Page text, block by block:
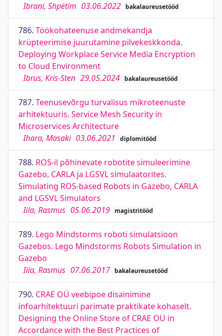
Ibrani, Shpëtim 03.06.2022 bakalaureusetööd
786. Töökohateenuse andmekandja
krüpteerimise juurutamine pilvekeskkonda.
Deploying Workplace Service Media Encryption
to Cloud Environment
Ibrus, Kris-Sten 29.05.2024 bakalaureusetööd
787. Teenusevõrgu turvalisus mikroteenuste
arhitektuuris. Service Mesh Security in
Microservices Architecture
Ihara, Masaki 03.06.2021 diplomitööd
788. ROS-il põhinevate robotite simuleerimine
Gazebo, CARLA ja LGSVL simulaatorites.
Simulating ROS-based Robots in Gazebo, CARLA
and LGSVL Simulators
Iila, Rasmus 05.06.2019 magistritööd
789. Lego Mindstorms roboti simulatsioon
Gazebos. Lego Mindstorms Robots Simulation in
Gazebo
Iila, Rasmus 07.06.2017 bakalaureusetööd
790. CRAE OÜ veebipoe disainimine
infoarhitektuuri parimate praktikate kohaselt.
Designing the Online Store of CRAE OÜ in
Accordance with the Best Practices of